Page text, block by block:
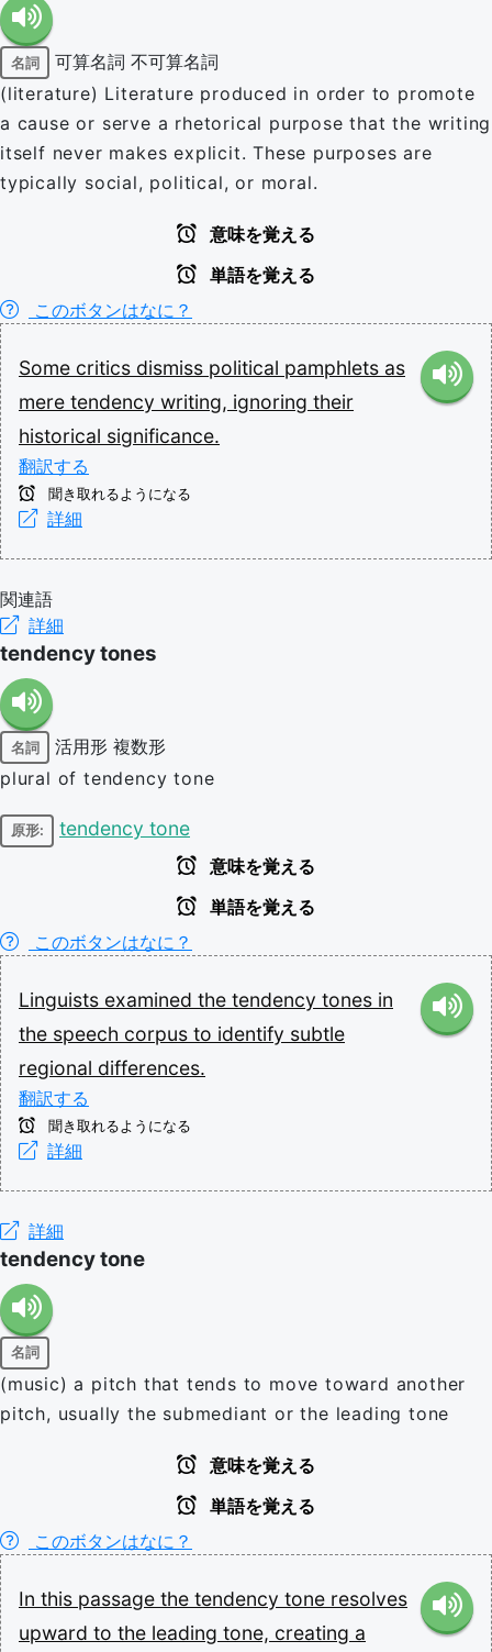
名詞 可算名詞 不可算名詞
(literature) Literature produced in order to promote
a cause or serve a rhetorical purpose that the writing
itself never makes explicit. These purposes are
typically social, political, or moral.
意味を覚える
単語を覚える
このボタンはなに？
Some critics dismiss political pamphlets as
mere tendency writing, ignoring their
historical significance.
翻訳する
聞き取れるようになる
詳細
関連語
詳細
tendency tones
名詞 活用形 複数形
plural of tendency tone
原形: tendency tone
意味を覚える
単語を覚える
このボタンはなに？
Linguists examined the tendency tones in
the speech corpus to identify subtle
regional differences.
翻訳する
聞き取れるようになる
詳細
詳細
tendency tone
名詞
(music) a pitch that tends to move toward another
pitch, usually the submediant or the leading tone
意味を覚える
単語を覚える
このボタンはなに？
In this passage the tendency tone resolves
upward to the leading tone, creating a